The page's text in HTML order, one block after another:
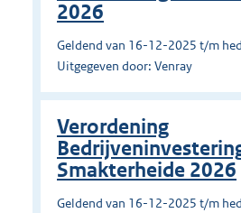
2026
Geldend van 16-12-2025 t/m
Uitgegeven door: Venray
Verordening
Smakterheide 2026
Geldend van 16-12-2025 t/m